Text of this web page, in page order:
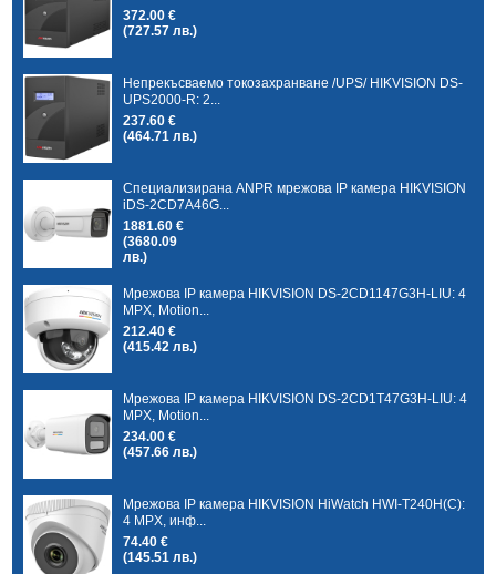
372.00 €
(727.57 лв.)
Непрекъсваемо токозахранване /UPS/ HIKVISION DS-
UPS2000-R: 2...
237.60 €
(464.71 лв.)
Специализирана ANPR мрежова IP камера HIKVISION
iDS-2CD7A46G...
1881.60 €
(3680.09
лв.)
Мрежова IP камера HIKVISION DS-2CD1147G3H-LIU: 4
MPX, Motion...
212.40 €
(415.42 лв.)
Мрежова IP камера HIKVISION DS-2CD1T47G3H-LIU: 4
MPX, Motion...
234.00 €
(457.66 лв.)
Мрежова IP камера HIKVISION HiWatch HWI-T240H(C):
4 MPX, инф...
74.40 €
(145.51 лв.)